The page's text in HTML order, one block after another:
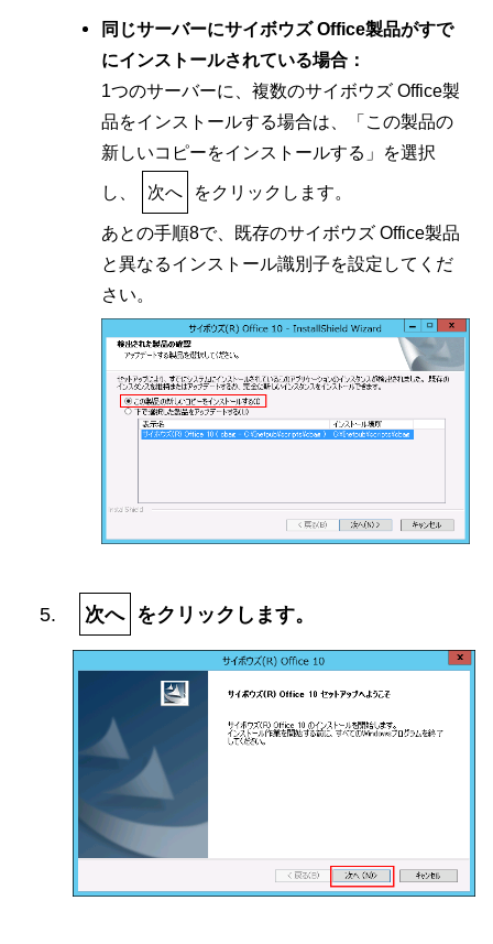
同じサーバーにサイボウズ Office製品がすで
にインストールされている場合：
1つのサーバーに、複数のサイボウズ Office製
品をインストールする場合は、「この製品の
新しいコピーをインストールする」を選択
し、 次へ をクリックします。
あとの手順8で、既存のサイボウズ Office製品
と異なるインストール識別子を設定してくだ
さい。
次へ をクリックします。